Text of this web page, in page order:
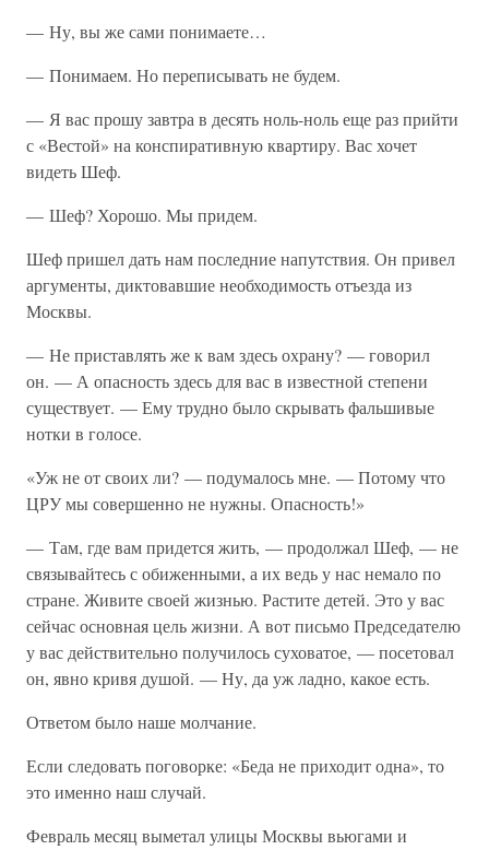
— Ну, вы же сами понимаете…
— Понимаем. Но переписывать не будем.
— Я вас прошу завтра в десять ноль-ноль еще раз прийти
с «Вестой» на конспиративную квартиру. Вас хочет
видеть Шеф.
— Шеф? Хорошо. Мы придем.
Шеф пришел дать нам последние напутствия. Он привел
аргументы, диктовавшие необходимость отъезда из
Москвы.
— Не приставлять же к вам здесь охрану? — говорил
он. — А опасность здесь для вас в известной степени
существует. — Ему трудно было скрывать фальшивые
нотки в голосе.
«Уж не от своих ли? — подумалось мне. — Потому что
ЦРУ мы совершенно не нужны. Опасность!»
— Там, где вам придется жить, — продолжал Шеф, — не
связывайтесь с обиженными, а их ведь у нас немало по
стране. Живите своей жизнью. Растите детей. Это у вас
сейчас основная цель жизни. А вот письмо Председателю
у вас действительно получилось суховатое, — посетовал
он, явно кривя душой. — Ну, да уж ладно, какое есть.
Ответом было наше молчание.
Если следовать поговорке: «Беда не приходит одна», то
это именно наш случай.
Февраль месяц выметал улицы Москвы вьюгами и